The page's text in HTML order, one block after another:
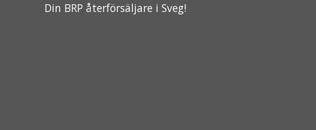
Din BRP återförsäljare i Sveg!